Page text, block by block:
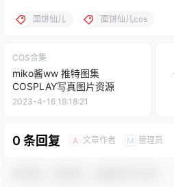
面饼仙儿 面饼仙儿cos
COS合集
miko酱ww 推特图集
COSPLAY写真图片资源
2023-4-16 19:18:21
0 条回复 A 文章作者 M 管理员